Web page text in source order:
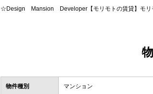
☆Design Mansion Developer【モリモトの賃貸】モリ
物件種別 マンション